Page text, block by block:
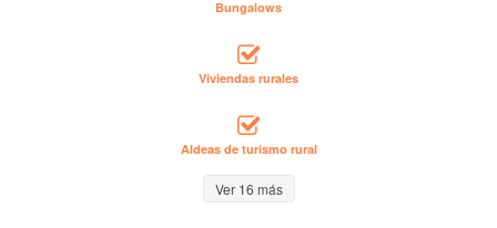
Bungalows
Viviendas rurales
Aldeas de turismo rural
Ver 16 más